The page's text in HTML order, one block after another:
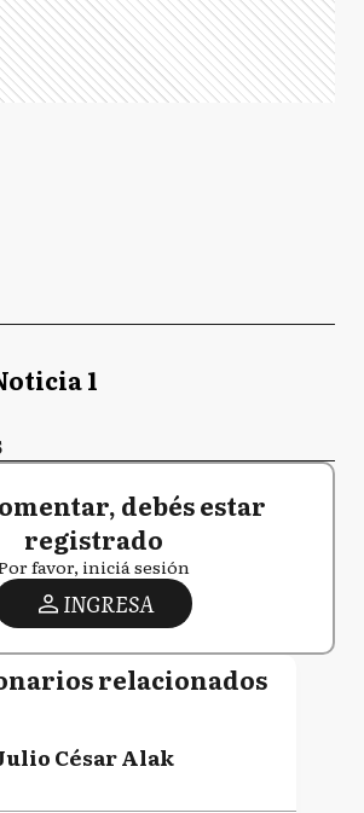
1
debés estar
registrado
favor, iniciá sesión
INGRESA
relacionados
César Alak